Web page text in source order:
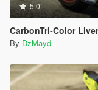
5.0
CarbonTri-Color
By DzMayd